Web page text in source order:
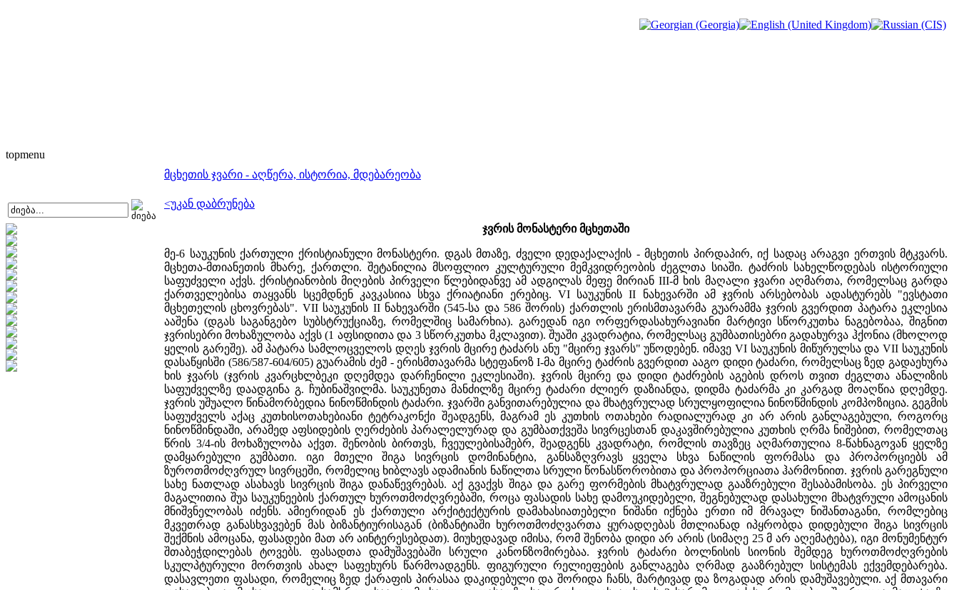
topmenu
მცხეთის ჯვარი - აღწერა, ისტორია, მდებარეობა
<უკან დაბრუნება
ჯვრის მონასტერი მცხეთაში
მე-6 საუკუნის ქართული ქრისტიანული მონასტერი. დგას მთაზე, ძველი დედაქალაქის - მცხეთის პირდაპირ, იქ სადაც არაგვი ერთვის მტკვარს.
მცხეთა-მთიანეთის მხარე, ქართლი. შეტანილია მსოფლიო კულტურული მემკვიდრეობის ძეგლთა სიაში. ტაძრის სახელწოდებას ისტორიული
საფუძველი აქვს. ქრისტიანობის მიღების პირველი წლებიდანვე ამ ადგილას მეფე მირიან III-მ ხის მაღალი ჯვარი აღმართა, რომელსაც გარდა
ქართველებისა თაყვანს სცემდნენ კავკასიია სხვა ქრიატიანი ერებიც. VI საუკუნის II ნახევარში ამ ჯვრის არსებობას ადასტურებს "ევსტათი
მცხეთელის ცხოვრებას". VII საუკუნის II ნახევარში (545-სა და 586 შორის) ქართლის ერისმთავარმა გუარამმა ჯვრის გვერდით პატარა ეკლესია
ააშენა (დგას საგანგებო სუბსტრუქციაზე, რომელშიც სამარხია). გარედან იგი ორფერდასახურავიანი მარტივი სწორკუთხა ნაგებობაა, შიგნით
ჯვრისებრი მოხაზულობა აქვს (1 აფსიდითა და 3 სწორკუთხა მკლავით). შუაში კვადრატია, რომელსაც გუმბათისებრი გადახურვა ჰქონია (მხოლოდ
ყელის გარეშე). ამ პატარა სამლოცველოს დღეს ჯვრის მცირე ტაძარს ანუ "მცირე ჯვარს" უწოდებენ. იმავე VI საუკუნის მიწურულსა და VII საუკუნის
დასაწყისში (586/587-604/605) გუარამის ძემ - ერისმთავარმა სტეფანოზ I-მა მცირე ტაძრის გვერდით ააგო დიდი ტაძარი, რომელსაც ზედ გადაეხურა
ხის ჯვარს (ჯვრის კვარცხლბეკი დღემდეა დარჩენილი ეკლესიაში). ჯვრის მცირე და დიდი ტაძრების აგების დროს თვით ძეგლთა ანალიზის
საფუძველზე დაადგინა გ. ჩუბინაშვილმა. საუკუნეთა მანძილზე მცირე ტაძარი ძლიერ დაზიანდა, დიდმა ტაძარმა კი კარგად მოაღწია დღემდე.
ჯვრის უშუალო წინამორბედია ნინოწმინდის ტაძარი. ჯვარში განვითარებულია და მხატვრულად სრულყოფილია ნინოწმინდის კომპოზიცია. გეგმის
საფუძველს აქაც კუთხისოთახებიანი ტეტრაკონქი შეადგენს, მაგრამ ეს კუთხის ოთახები რადიალურად კი არ არის განლაგებული, როგორც
ნინოწმინდაში, არამედ აფსიდების ღერძების პარალელურად და გუმბათქვეშა სივრცესთან დაკავშირებულია კუთხის ღრმა ნიშებით, რომელთაც
წრის 3/4-ის მოხაზულობა აქვთ. შენობის ბირთვს, ჩვეულებისამებრ, შეადგენს კვადრატი, რომლის თავზეც აღმართულია 8-წახნაგოვან ყელზე
დამყარებული გუმბათი. იგი მთელი შიგა სივრცის დომინანტია, განსაზღვრავს ყველა სხვა ნაწილის ფორმასა და პროპორციებს ამ
ზუროთმოძღვრულ სივრცეში, რომელიც ხიბლავს ადამიანის ნაწილთა სრული წონასწორობითა და პროპორციათა ჰარმონიით. ჯვრის გარეგნული
სახე ნათლად ასახავს სივრცის შიგა დანაწევრებას. აქ გვაქვს შიგა და გარე ფორმების მხატვრულად გააზრებული შესაბამისობა. ეს პირველი
მაგალითია შუა საუკუნეების ქართულ ხუროთმოძღვრებაში, როცა ფასადის სახე დამოუკიდებელი, შეგნებულად დასახული მხატვრული ამოცანის
მნიშვნელობას იძენს. ამიერიდან ეს ქართული არქიტექტურის დამახასიათებელი ნიშანი იქნება ერთი იმ მრავალ ნიშანთაგანი, რომლებიც
მკვეთრად განასხვავებენ მას ბიზანტიურისაგან (ბიზანტიაში ხუროთმოძღვართა ყურადღებას მთლიანად იპყრობდა დიდებული შიგა სივრცის
შექმნის ამოცანა, ფასადები მათ არ აინტერესებდათ). მიუხედავად იმისა, რომ შენობა დიდი არ არის (სიმაღე 25 მ არ აღემატება), იგი მონუმენტურ
შთაბეჭდილებას ტოვებს. ფასადთა დამუშავებაში სრული კანონზომირებაა. ჯვრის ტაძარი ბოლნისის სიონის შემდეგ ხუროთმოძღვრების
სკულპტურული მორთვის ახალ საფეხურს წარმოადგენს. ფიგურული რელიეფების განლაგება ღრმად გააზრებულ სისტემას ექვემდებარება.
დასავლეთი ფასადი, რომელიც ზედ ქარაფის პირასაა დაკიდებული და შორიდა ჩანს, მარტივად და ზოგადად არის დამუშავებული. აქ მთავარი